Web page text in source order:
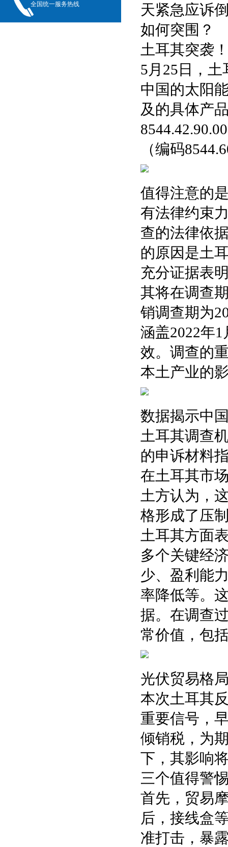
全国统一服务热线
天紧急应诉
如何突围？
土耳其突袭
5月25日，
中国的太阳
及的具体产
（编码
值得注意的
有法律约束
查的法律依
的原因是土
充分证据表
其将在调查
销调查期为
涵盖2022年
效。调查的
本土产业的
数据揭示中
土耳其调查
的申诉材料
在土耳其市
土方认为，
格形成了压
土耳其方面
多个关键经
少、盈利能
率降低等。
据。在调查
常价值，包
光伏贸易格
本次土耳其
重要信号，
倾销税，为
下，其影响
三个值得警
首先，贸易
后，接线盒
准打击，暴